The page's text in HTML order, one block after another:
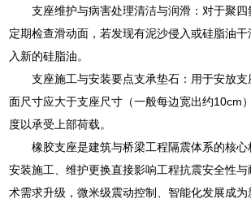
支座维护与病害处理清洁与润滑：对于聚
定期检查滑动面，若发现有泥沙侵入或硅脂油
入新的硅脂油。
支座施工与安装要点支承垫石：用于安放
面尺寸应大于支座尺寸（一般每边宽出约10cm
度以承受上部荷载。
橡胶支座是建筑与桥梁工程隔震体系的核心
安装施工、维护更换直接影响工程抗震安全性
术需求升级，微米级震动控制、智能化发展成